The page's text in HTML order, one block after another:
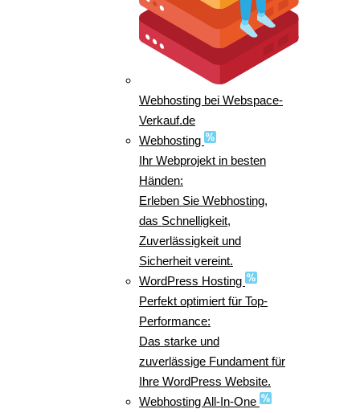
Webhosting bei Webspace-
Verkauf.de
Webhosting
Ihr Webprojekt in besten
Händen:
Erleben Sie Webhosting,
das Schnelligkeit,
Zuverlässigkeit und
Sicherheit vereint.
WordPress Hosting
Perfekt optimiert für Top-
Performance:
Das starke und
zuverlässige Fundament für
Ihre WordPress Website.
Webhosting All-In-One